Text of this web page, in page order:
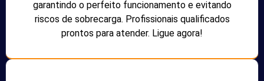
garantindo o perfeito funcionamento e evitando
riscos de sobrecarga. Profissionais qualificados
prontos para atender. Ligue agora!